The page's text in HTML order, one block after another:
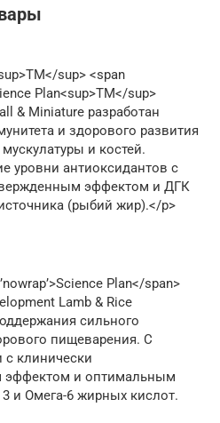
sup> <span
Plan<sup>TM</sup>
& Miniature разработан
и здорового развития
и костей.
уровни антиоксидантов с
эффектом и ДГК
(рыбий жир).</p>
Plan</span>
Lamb & Rice
сильного
пищеварения. С
с клинически
эффектом и оптимальным
и Омега-6 жирных кислот.